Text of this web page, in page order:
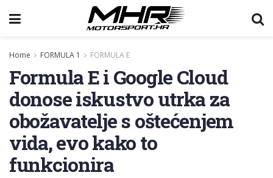
Home FORMULA 1 FORMULA E
Formula E i Google Cloud
donose iskustvo utrka za
obožavatelje s oštećenjem
vida, evo kako to
funkcionira